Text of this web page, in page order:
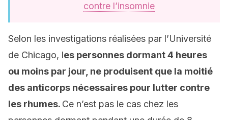
contre l’insomnie
Selon les investigations réalisées par l’Université
de Chicago, les personnes dormant 4 heures
ou moins par jour, ne produisent que la moitié
des anticorps nécessaires pour lutter contre
les rhumes. Ce n’est pas le cas chez les